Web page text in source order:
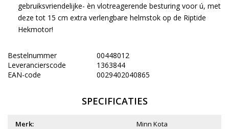
gebruiksvriendelijke- èn vlotreagerende besturing voor ú, met
deze tot 15 cm extra verlengbare helmstok op de Riptide
Hekmotor!
Bestelnummer
00448012
Leverancierscode
1363844
EAN-code
0029402040865
SPECIFICATIES
Merk:
Minn Kota